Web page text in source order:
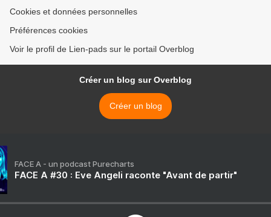
Cookies et données personnelles
Préférences cookies
Voir le profil de Lien-pads sur le portail Overblog
Créer un blog sur Overblog
Créer un blog
FACE A - un podcast Purecharts
FACE A #30 : Eve Angeli raconte "Avant de partir"